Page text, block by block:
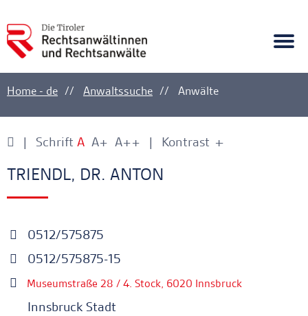
Ankerlink
Home - de Anwaltssuche Anwälte
Schrift A A+ A++ Kontrast +
-
Ankerlink
TRIENDL, DR. ANTON
0512/575875
0512/575875-15
Museumstraße 28 / 4. Stock, 6020 Innsbruck
Innsbruck Stadt